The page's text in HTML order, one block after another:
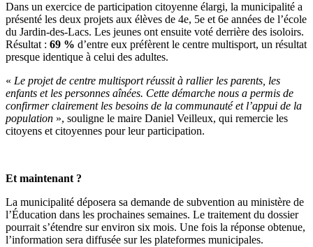
Dans un exercice de participation citoyenne élargi, la municipalité a
présenté les deux projets aux élèves de 4e, 5e et 6e années de l’école
du Jardin-des-Lacs. Les jeunes ont ensuite voté derrière des isoloirs.
Résultat : 69 % d’entre eux préfèrent le centre multisport, un résultat
presque identique à celui des adultes.
« Le projet de centre multisport réussit à rallier les parents, les
enfants et les personnes aînées. Cette démarche nous a permis de
confirmer clairement les besoins de la communauté et l’appui de la
population », souligne le maire Daniel Veilleux, qui remercie les
citoyens et citoyennes pour leur participation.
Et maintenant ?
La municipalité déposera sa demande de subvention au ministère de
l’Éducation dans les prochaines semaines. Le traitement du dossier
pourrait s’étendre sur environ six mois. Une fois la réponse obtenue,
l’information sera diffusée sur les plateformes municipales.